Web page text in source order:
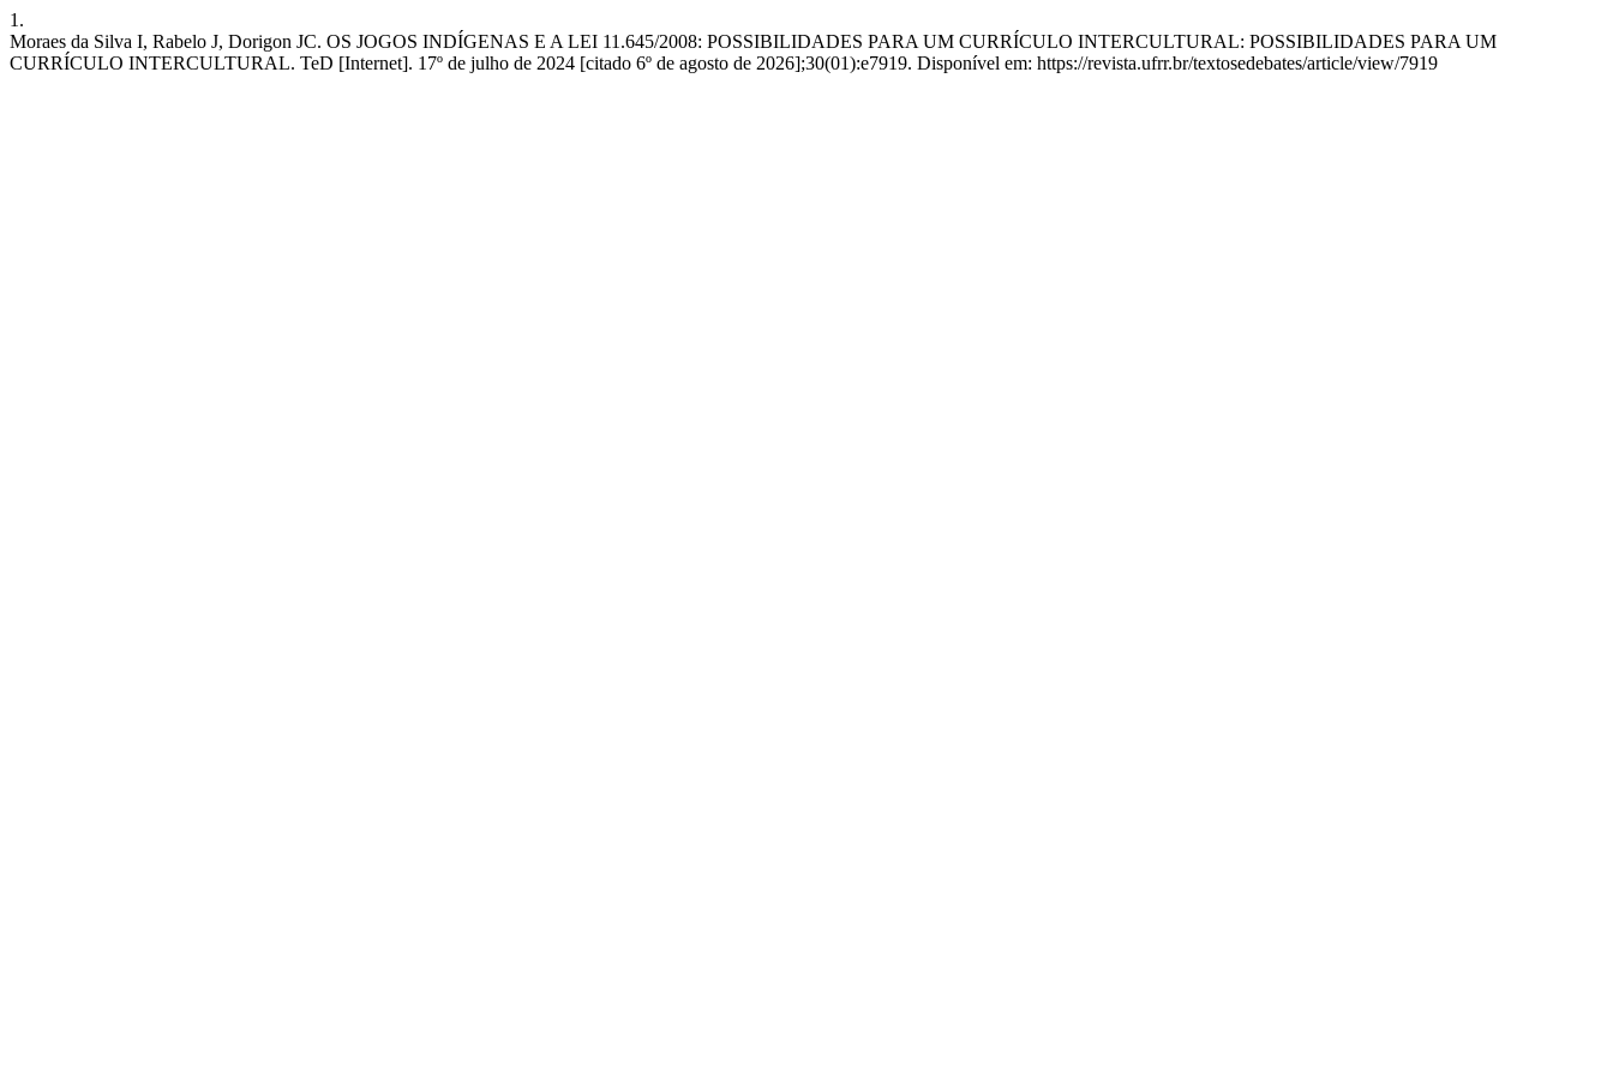
1.
Moraes da Silva I, Rabelo J, Dorigon JC. OS JOGOS INDÍGENAS E A LEI 11.645/2008: POSSIBILIDADES PARA UM CURRÍCULO INTERCULTURAL: POSSIBILIDADES PARA UM
CURRÍCULO INTERCULTURAL. TeD [Internet]. 17º de julho de 2024 [citado 6º de agosto de 2026];30(01):e7919. Disponível em: https://revista.ufrr.br/textosedebates/article/view/7919